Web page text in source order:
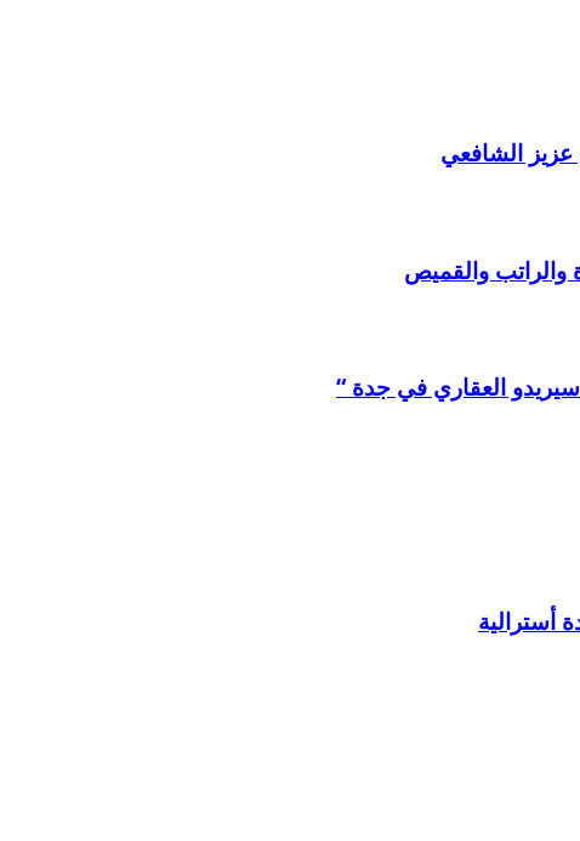
الشافعي
والقميص
سيريدو العقاري في جدة “
أسترالية